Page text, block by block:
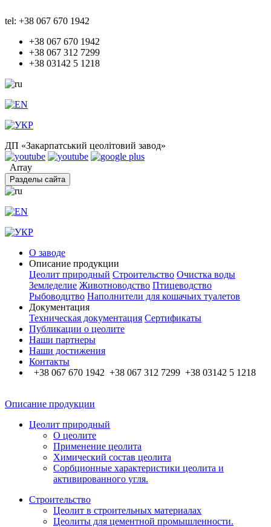
tel: +38 067 670 1942
+38 067 670 1942
+38 067 312 7299
+38 03142 5 1218
ДП «Закарпатський цеолітовий завод»
Array
Разделы сайта
О заводе
Описание продукции
Цеолит природный Строительство Очистка воды
Земледелие Животноводство Птицеводство
Рыбоводцтво Наполнители для кошачьих туалетов
Документация
Техническая документация Сертификаты
Публикации о цеолите
Наши партнеры
Наши достижения
Контакты
+38 067 670 1942 +38 067 312 7299 +38 03142 5 1218
Описание продукции
Цеолит природный
О цеолите
Применение цеолита
Химический состав цеолита
Сорбционные характеристики цеолита и
активированного угля.
Строительство
Цеолит в строительных материалах
Цеолиты для цементной промышленности.